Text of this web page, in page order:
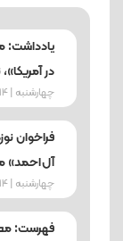
یادداشت:
در
چهارشنبه | 14 | مرداد | 1405
فراخوان
آل‌احمد»
چهارشنبه | 14 | مرداد | 1405
فهرست: